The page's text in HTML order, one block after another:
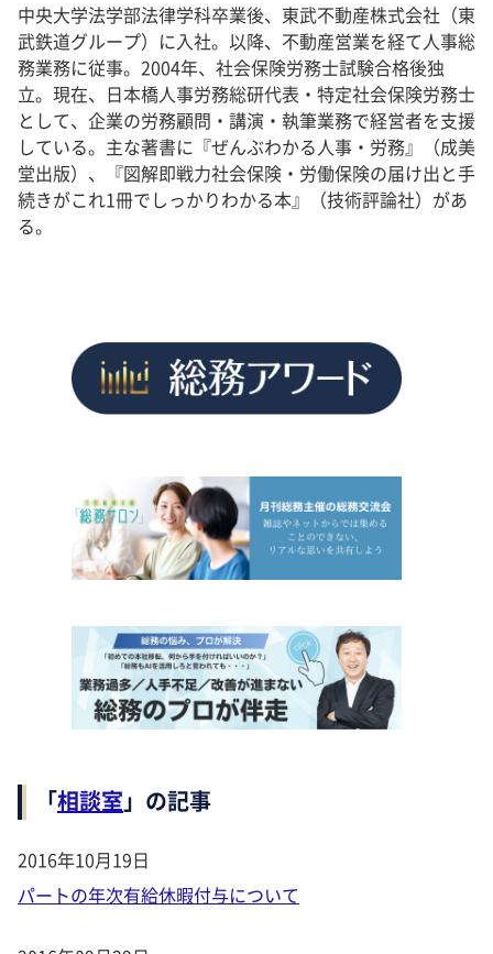
中央大学法学部法律学科卒業後、東武不動産株式会社（東
武鉄道グループ）に入社。以降、不動産営業を経て人事総
務業務に従事。2004年、社会保険労務士試験合格後独
立。現在、日本橋人事労務総研代表・特定社会保険労務士
として、企業の労務顧問・講演・執筆業務で経営者を支援
している。主な著書に『ぜんぶわかる人事・労務』（成美
堂出版）、『図解即戦力社会保険・労働保険の届け出と手
続きがこれ1冊でしっかりわかる本』（技術評論社）があ
る。
「相談室」の記事
2016年10月19日
パートの年次有給休暇付与について